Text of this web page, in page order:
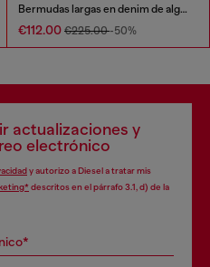
Bermudas largas en denim de algodón y cáñamo tratado
€112.00 €225.00-50%
actualizaciones y
electrónico
y autorizo a Diesel a tratar mis
descritos en el párrafo 3.1, d) de la